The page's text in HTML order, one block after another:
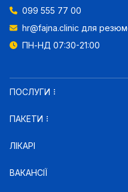
099 555 77 00
hr@fajna.clinic для
ПН-НД 07:30-21:00
ПОСЛУГИ
ПАКЕТИ
ЛІКАРІ
ВАКАНСІЇ